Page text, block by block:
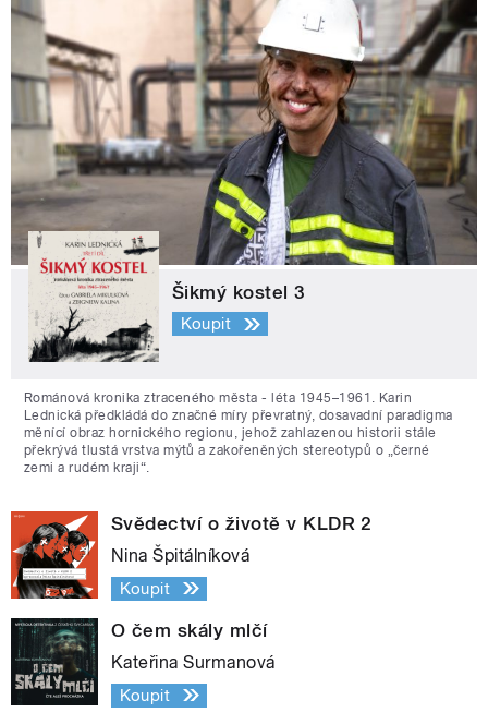
Šikmý kostel 3
Koupit
Románová kronika ztraceného města - léta 1945–1961. Karin
Lednická předkládá do značné míry převratný, dosavadní paradigma
měnící obraz hornického regionu, jehož zahlazenou historii stále
překrývá tlustá vrstva mýtů a zakořeněných stereotypů o „černé
zemi a rudém kraji“.
Svědectví o životě v KLDR 2
Nina Špitálníková
Koupit
O čem skály mlčí
Kateřina Surmanová
Koupit